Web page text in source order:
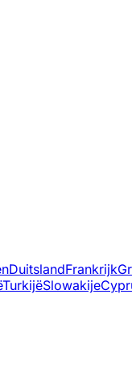
DuitslandFrankrijk
TurkijëSlowakije